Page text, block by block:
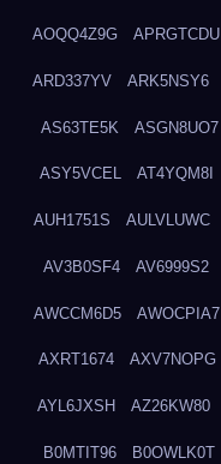
AOQQ4Z9G APRGTCDU
ARD337YV ARK5NSY6
AS63TE5K ASGN8UO7
ASY5VCEL AT4YQM8I
AUH1751S AULVLUWC
AV3B0SF4 AV6999S2
AWCCM6D5 AWOCPIA7
AXRT1674 AXV7NOPG
AYL6JXSH AZ26KW80
B0MTIT96 B0OWLK0T